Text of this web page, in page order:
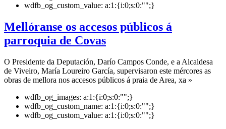
wdfb_og_custom_value: a:1:{i:0;s:0:"";}
Mellóranse os accesos públicos á
parroquia de Covas
O Presidente da Deputación, Darío Campos Conde, e a Alcaldesa
de Viveiro, María Loureiro García, supervisaron este mércores as
obras de mellora nos accesos públicos á praia de Area, xa »
wdfb_og_images: a:1:{i:0;s:0:"";}
wdfb_og_custom_name: a:1:{i:0;s:0:"";}
wdfb_og_custom_value: a:1:{i:0;s:0:"";}